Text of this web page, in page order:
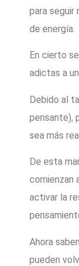
para seguir
de energía.
En cierto
adictas a
Debido al
pensante),
sea más
De esta
comienzan
activar la
Ahora
pueden